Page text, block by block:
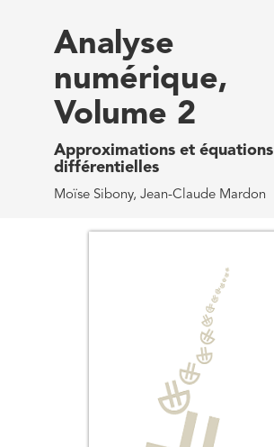
Analyse
numérique,
Volume 2
Approximations et équations
différentielles
Moïse Sibony, Jean-Claude Mardon